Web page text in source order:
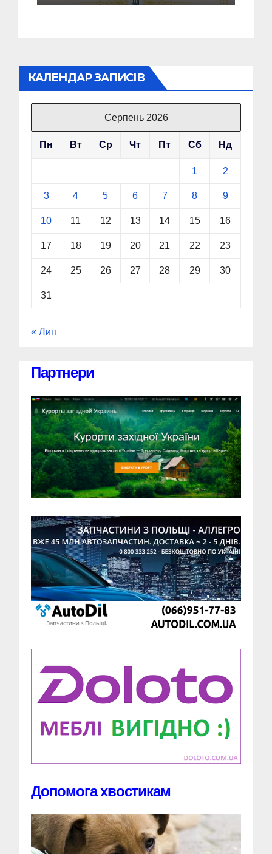
громадии
КАЛЕНДАР ЗАПИСІВ
Серпень 2026
Пн Вт Ср Чт Пт Сб Нд
1 2
3 4 5 6 7 8 9
10 11 12 13 14 15 16
17 18 19 20 21 22 23
24 25 26 27 28 29 30
31
« Лип
Партнери
Допомога хвостикам